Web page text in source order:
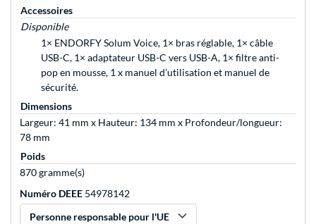
Accessoires
Disponible
1× ENDORFY Solum Voice, 1× bras réglable, 1× câble
USB-C, 1× adaptateur USB-C vers USB-A, 1× filtre anti-
pop en mousse, 1 x manuel d’utilisation et manuel de
sécurité.
Dimensions
Largeur: 41 mm x Hauteur: 134 mm x Profondeur/longueur:
78 mm
Poids
870 gramme(s)
Numéro DEEE 54978142
Personne responsable pour l'UE